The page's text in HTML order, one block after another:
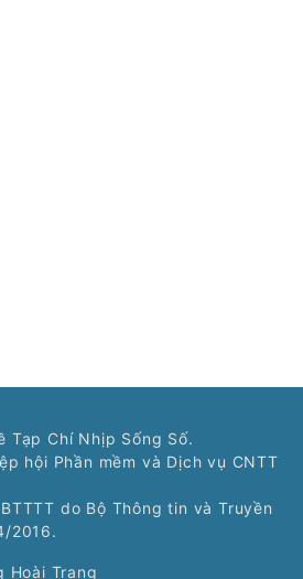
Chí Nhịp Sống Số.
hội Phần mềm và Dịch vụ CNTT
do Bộ Thông tin và Truyền
2016.
Hoài Trang